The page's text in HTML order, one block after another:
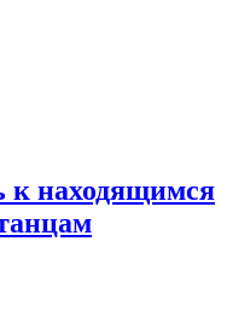
к находящимся